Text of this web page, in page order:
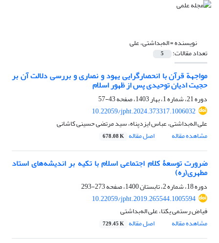
نویسنده =اله‌بداشتی، علی
تعداد مقالات: 5
مواجهة قرآن با انحصارگرایی یهود و نصاری و بررسی دلالت آن بر
حجیت ادیان توحیدی پس از ظهور اسلام
دوره 21، شماره 1، بهار 1403، صفحه
43-57
10.22059/jpht.2024.373317.1006032
علی اله‌بداشتی، عباس ایزدپناه، سید مرتضی حسینی کاشانی
مشاهده مقاله
اصل مقاله 678.08 K
ضرورت توسعۀ کلام اجتماعی اسلام با تکیه بر اندیشه‌های استاد
مطهری(ره)
دوره 18، شماره 2، تابستان 1400، صفحه
273-293
10.22059/jpht.2019.265544.1005594
فیاض رستمی یکتا، علی اله‌بداشتی
مشاهده مقاله
اصل مقاله 729.45 K